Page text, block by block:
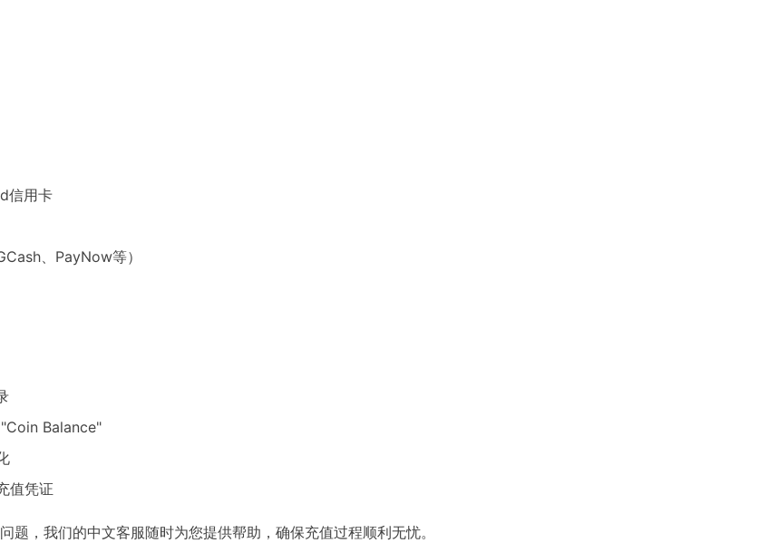
信用卡
、PayNow等）
Balance"
值凭证
题，我们的中文客服随时为您提供帮助，确保充值过程顺利无忧。